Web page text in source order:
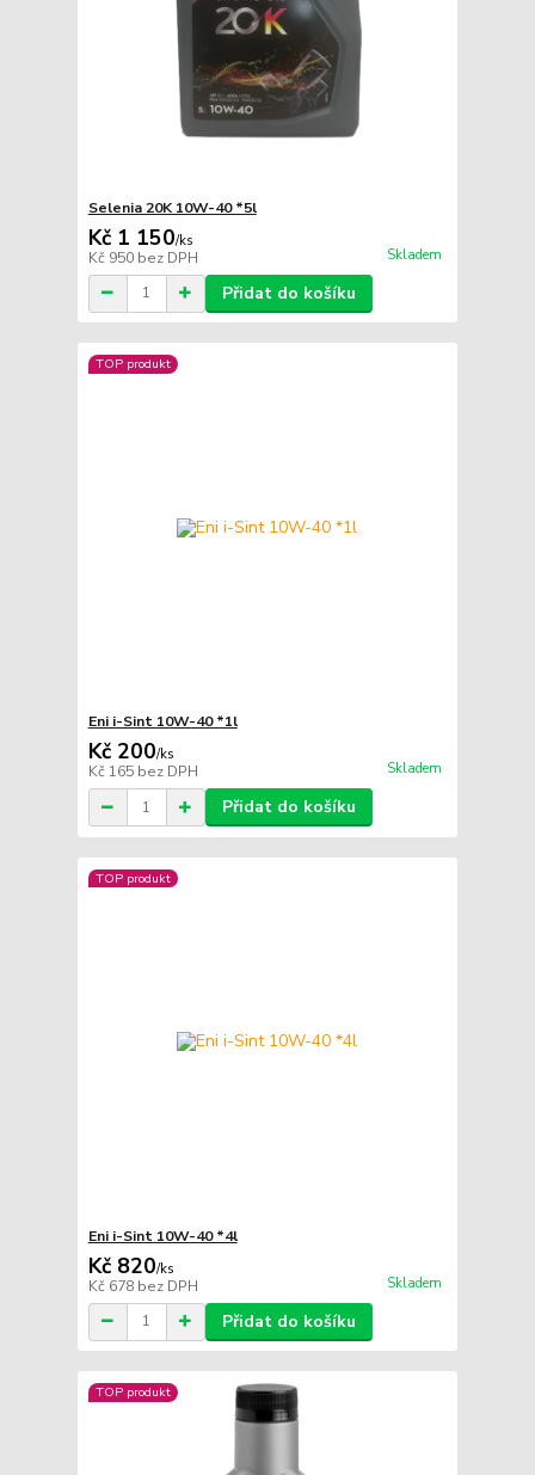
Selenia 20K 10W-40 *5l
Kč 1 150/ks
Kč 950 bez DPH Skladem
Přidat do košíku
TOP produkt
Eni i-Sint 10W-40 *1l
Kč 200/ks
Kč 165 bez DPH Skladem
Přidat do košíku
TOP produkt
Eni i-Sint 10W-40 *4l
Kč 820/ks
Kč 678 bez DPH Skladem
Přidat do košíku
TOP produkt